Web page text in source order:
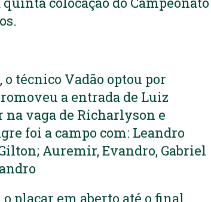
técnico Vadão optou por
a entrada de Luiz
vaga de Richarlyson e
foi a campo com: Leandro
Auremir, Evandro, Gabriel
placar em aberto até o final.